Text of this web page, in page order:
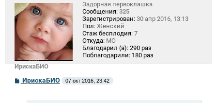
ИрискаБИО
Задорная первоклашка
Сообщения: 325
Зарегистрирован: 30 апр 2016, 13:13
Пол: Женский
Стаж бесплодия: 7
Откуда: МО
Благодарил (а): 290 раз
Поблагодарили: 180 раз
СИрискаБИО 07 окт 2016, 23:42